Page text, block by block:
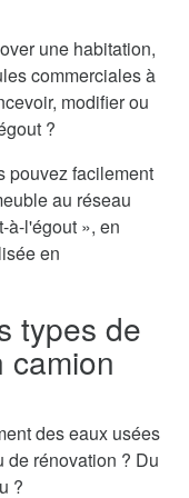
une habitation,
commerciales à
modifier ou
?
pouvez facilement
au réseau
à-l'égout », en
en
types de
camion
des eaux usées
de rénovation ? Du
?